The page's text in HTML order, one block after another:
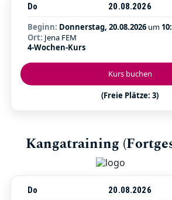
Kurs buchen
(Freie Plätze: 3)
Do 20.08.2026
Beginn: Donnerstag, 20.08.2026 um
Ort: Jena FEM
4-Wochen-Kurs
Kangatraining
Do 20.08.2026